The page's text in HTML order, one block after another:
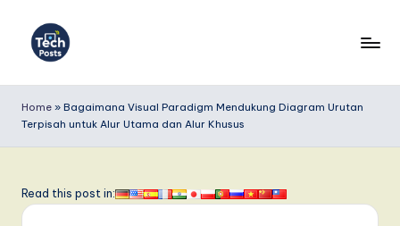
e
c
P
Home » Bagaimana Visual Paradigm Mendukung Diagram Urutan
Terpisah untuk Alur Utama dan Alur Khusus
Read this post in: